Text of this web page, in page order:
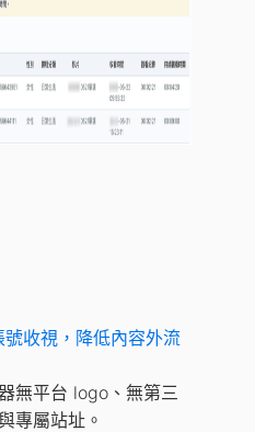
收視，降低內容外流
無平台 logo、無第三
專屬站址。